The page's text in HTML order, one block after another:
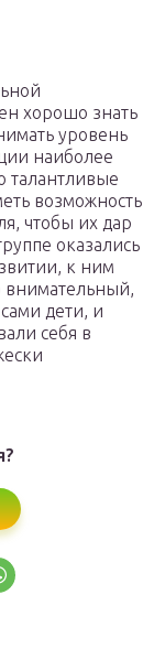
хорошо знать
уровень
наиболее
талантливые
возможность
чтобы их дар
оказались
к ним
внимательный,
дети, и
себя в